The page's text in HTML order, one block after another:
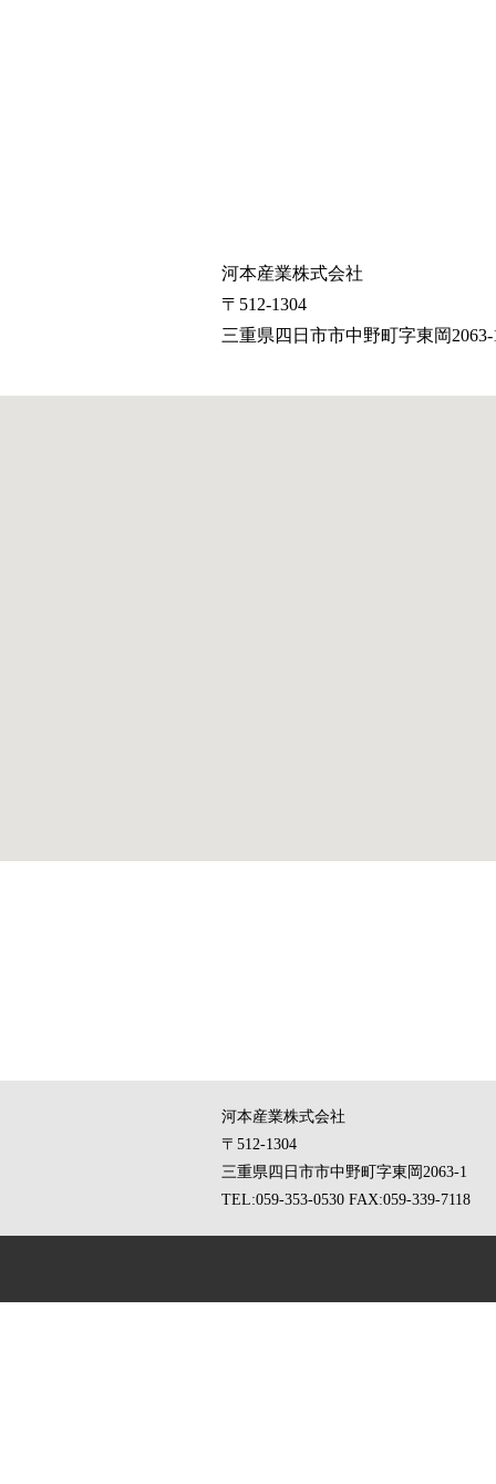
河本産業株式会社
〒512-1304
三重県四日市市中野町字東岡2063-
河本産業株式会社
〒512-1304
三重県四日市市中野町字東岡2063-1
TEL:059-353-0530 FAX:059-339-7118